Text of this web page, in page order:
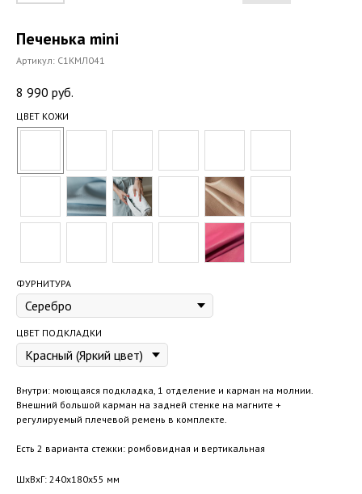
Печенька mini
Артикул: С1КМЛ041
8 990 руб.
ЦВЕТ КОЖИ
ФУРНИТУРА
ЦВЕТ ПОДКЛАДКИ
Внутри: моющаяся подкладка, 1 отделение и карман на молнии.
Внешний большой карман на задней стенке на магните +
регулируемый плечевой ремень в комплекте.
Есть 2 варианта стежки: ромбовидная и вертикальная
ШxВxГ: 240x180x55 мм